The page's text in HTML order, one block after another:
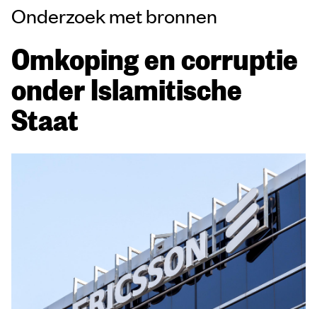
Onderzoek met bronnen
Omkoping en corruptie
onder Islamitische
Staat